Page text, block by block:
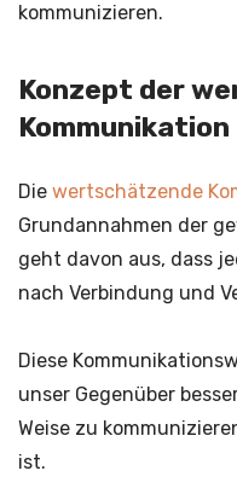
kommunizieren.
Konzept der
Kommunikation
Die wertschätzende
Grundannahmen der
geht davon aus, dass
nach Verbindung und
Diese
unser Gegenüber
Weise zu
ist.